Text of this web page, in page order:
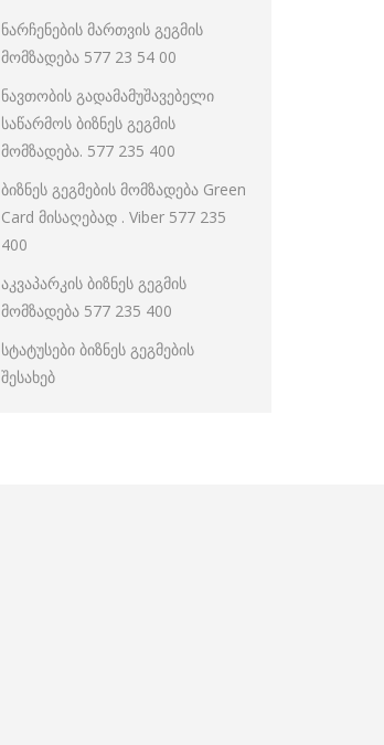
ნარჩენების მართვის გეგმის
მომზადება 577 23 54 00
ნავთობის გადამამუშავებელი
საწარმოს ბიზნეს გეგმის
მომზადება. 577 235 400
ბიზნეს გეგმების მომზადება Green
Card მისაღებად . Viber 577 235
400
აკვაპარკის ბიზნეს გეგმის
მომზადება 577 235 400
სტატუსები ბიზნეს გეგმების
შესახებ